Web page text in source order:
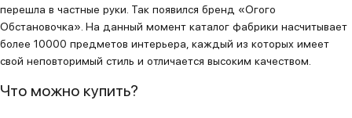
перешла в частные руки. Так появился бренд «Огого
Обстановочка». На данный момент каталог фабрики насчитывает
более 10000 предметов интерьера, каждый из которых имеет
свой неповторимый стиль и отличается высоким качеством.
Что можно купить?